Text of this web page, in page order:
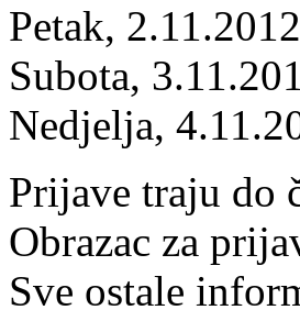
Petak,
Subota,
Nedjelja,
Prijave traju do
Obrazac za
Sve ostale